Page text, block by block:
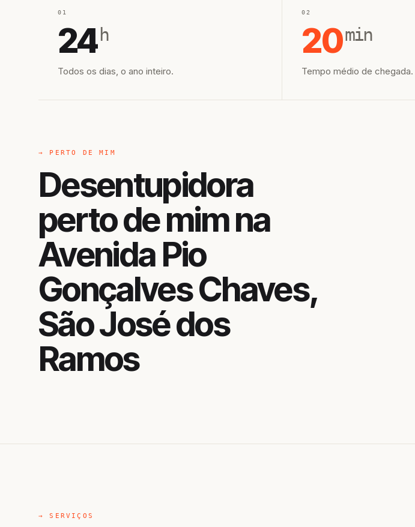
01
24 h
Todos os dias, o ano inteiro.
02
20min
Tempo médio de chegada.
→ PERTO DE MIM
Desentupidora
perto de mim na
Avenida Pio
Gonçalves Chaves,
São José dos
Ramos
→ SERVIÇOS